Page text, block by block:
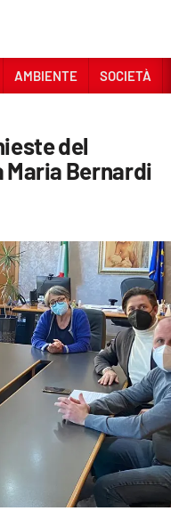
AMBIENTE SOCIETÀ
del
Maria Bernardi